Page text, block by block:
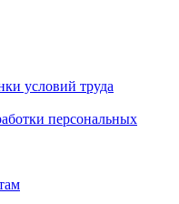
условий труда
персональных